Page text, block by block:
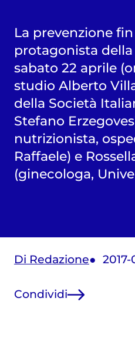
La prevenzione
protagonista
sabato 22 aprile
studio Alberto
della Società
Stefano
nutrizionista,
Raffaele) e
(ginecologa,
Di Redazione 2017-
Condividi